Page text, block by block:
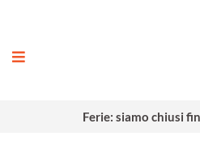
Ferie: siamo chiusi